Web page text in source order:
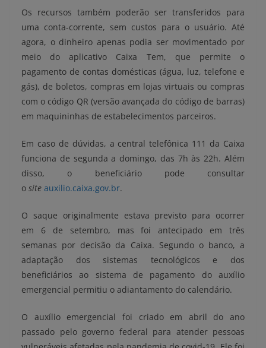
Os recursos também poderão ser transferidos para
uma conta-corrente, sem custos para o usuário. Até
agora, o dinheiro apenas podia ser movimentado por
meio do aplicativo Caixa Tem, que permite o
pagamento de contas domésticas (água, luz, telefone e
gás), de boletos, compras em lojas virtuais ou compras
com o código QR (versão avançada do código de barras)
em maquininhas de estabelecimentos parceiros.
Em caso de dúvidas, a central telefônica 111 da Caixa
funciona de segunda a domingo, das 7h às 22h. Além
disso, o beneficiário pode consultar
o site auxilio.caixa.gov.br.
O saque originalmente estava previsto para ocorrer
em 6 de setembro, mas foi antecipado em três
semanas por decisão da Caixa. Segundo o banco, a
adaptação dos sistemas tecnológicos e dos
beneficiários ao sistema de pagamento do auxílio
emergencial permitiu o adiantamento do calendário.
O auxílio emergencial foi criado em abril do ano
passado pelo governo federal para atender pessoas